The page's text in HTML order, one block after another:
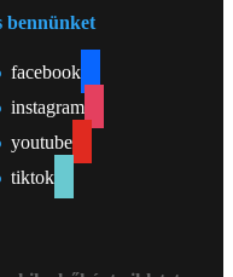
bennünket
facebook
instagram
youtube
tiktok